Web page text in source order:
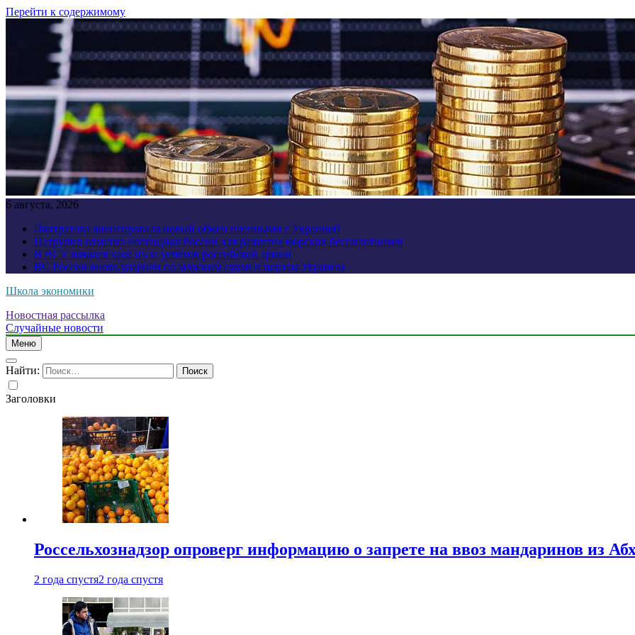
Перейти к содержимому
6 августа, 2026
Лантратова анонсировала новый обмен пленными с Украиной
Патрушев отметил потенциал России для развития морских беспилотников
В ВСУ начался хаос из-за успехов российской армии
ВС России вновь ударили по морским судам и портам Украины
Школа экономики
Новостная рассылка
Случайные новости
Меню
Найти:
Заголовки
Россельхознадзор опроверг информацию о запрете на ввоз мандаринов из
2 года спустя2 года спустя